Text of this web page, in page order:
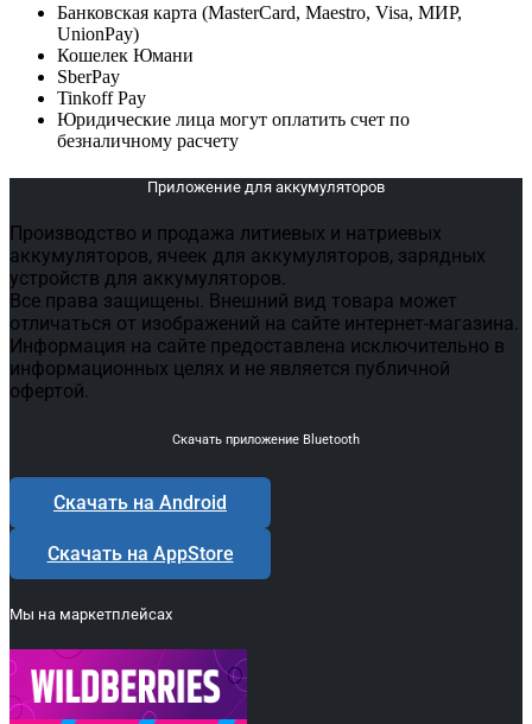
Банковская карта (MasterCard, Maestro, Visa, МИР,
UnionPay)
Кошелек Юмани
SberPay
Tinkoff Pay
Юридические лица могут оплатить счет по
безналичному расчету
Приложение для аккумуляторов
Производство и продажа литиевых и натриевых
аккумуляторов, ячеек для аккумуляторов, зарядных
устройств для аккумуляторов.
Все права защищены. Внешний вид товара может
отличаться от изображений на сайте интернет-магазина.
Информация на сайте предоставлена исключительно в
информационных целях и не является публичной
офертой.
Скачать приложение Bluetooth
Скачать на Android
Скачать на AppStore
Мы на маркетплейсах